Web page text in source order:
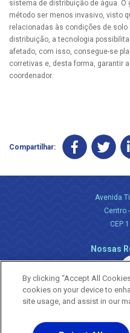
sistema de distribuição de água.
método ser menos invasivo, visto
relacionadas às condições de solo
distribuição, a tecnologia
afetado, com isso, consegue-se
corretivas e, desta forma, garantir a
coordenador.
Compartilhar:
Avenida
Centro
CEP
Nossas
By clicking “Accept All
cookies on your device to
site usage, and assist in our